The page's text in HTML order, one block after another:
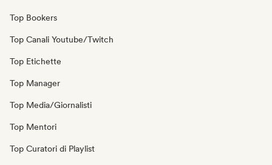
Top Bookers
Top Canali Youtube/Twitch
Top Etichette
Top Manager
Top Media/Giornalisti
Top Mentori
Top Curatori di Playlist